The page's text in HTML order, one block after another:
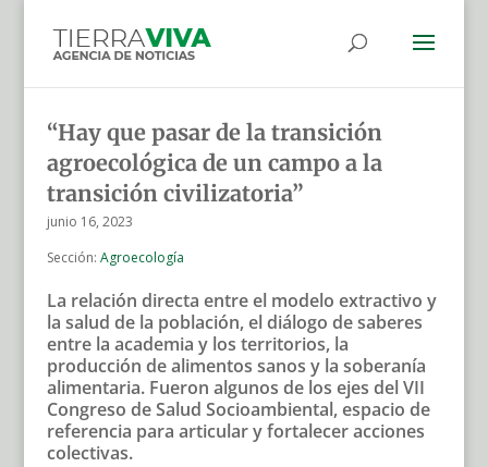
“Hay que pasar de la transición
agroecológica de un campo a la
transición civilizatoria”
junio 16, 2023
Sección: Agroecología
La relación directa entre el modelo extractivo y
la salud de la población, el diálogo de saberes
entre la academia y los territorios, la
producción de alimentos sanos y la soberanía
alimentaria. Fueron algunos de los ejes del VII
Congreso de Salud Socioambiental, espacio de
referencia para articular y fortalecer acciones
colectivas.